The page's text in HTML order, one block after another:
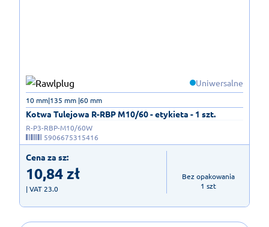
Uniwersalne
Kotwa Tulejowa R-RBP M10/60 - etykieta - 1 szt.
10 mm|135 mm |60 mm
R-P3-RBP-M10/60W
5906675315416
Cena za sz:
10,84zł
| VAT 23.0
Bez opakowania
1 szt